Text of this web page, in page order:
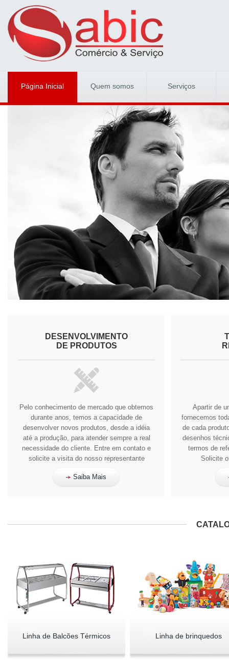
Página Inicial Quem somos Serviços
DESENVOLVIMENTO
DE PRODUTOS
Pelo conhecimento de mercado que obtemos
durante anos, temos a capacidade de
desenvolver novos produtos, desde a idéia
até a produção, para atender sempre a real
necessidade do cliente. Entre em contato e
solicite a visita do nosso representante
Saiba Mais
Apartir de
fornecemos
de cada
desenhos
termos de
Solicite
Linha de Balcões Térmicos Linha de brinquedos